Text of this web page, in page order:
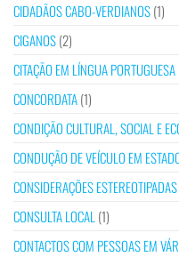
CIDADÃOS CABO-VERDIANOS(1)
CIGANOS(2)
CITAÇÃO EM LÍNGUA PORTUGUESA
CONCORDATA(1)
CONDIÇÃO CULTURAL, SOCIAL E
CONDUÇÃO DE VEÍCULO EM
CONSIDERAÇÕES ESTEREOTIPADAS
CONSULTA LOCAL(1)
CONTACTOS COM PESSOAS EM